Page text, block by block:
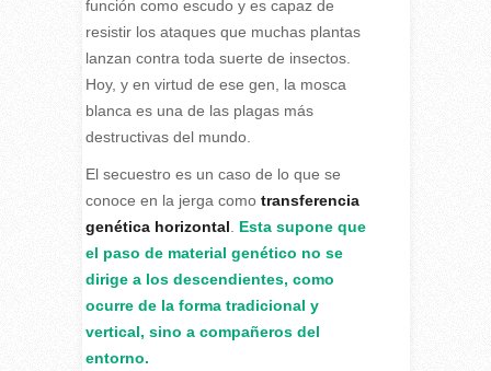
función como escudo y es capaz de
resistir los ataques que muchas plantas
lanzan contra toda suerte de insectos.
Hoy, y en virtud de ese gen, la mosca
blanca es una de las plagas más
destructivas del mundo.
El secuestro es un caso de lo que se
conoce en la jerga como transferencia
genética horizontal
Esta supone que
el paso de material genético no se
dirige a los descendientes, como
ocurre de la forma tradicional y
vertical, sino a compañeros del
entorno.